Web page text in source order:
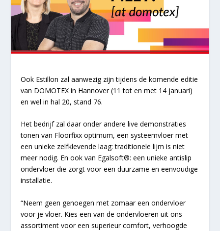
Ook Estillon zal aanwezig zijn tijdens de komende editie
van DOMOTEX in Hannover (11 tot en met 14 januari)
en wel in hal 20, stand 76.
Het bedrijf zal daar onder andere live demonstraties
tonen van Floorfixx optimum, een systeemvloer met
een unieke zelfklevende laag: traditionele lijm is niet
meer nodig. En ook van Egalsoft®: een unieke antislip
ondervloer die zorgt voor een duurzame en eenvoudige
installatie.
“Neem geen genoegen met zomaar een ondervloer
voor je vloer. Kies een van de ondervloeren uit ons
assortiment voor een superieur comfort, verhoogde